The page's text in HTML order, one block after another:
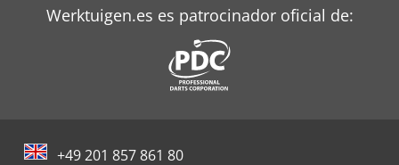
Werktuigen.es es patrocinador oficial de:
+49 201 857 861 80